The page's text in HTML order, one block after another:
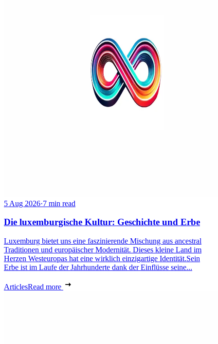
5 Aug 2026·7 min read
Die luxemburgische Kultur: Geschichte und Erbe
Luxemburg bietet uns eine faszinierende Mischung aus ancestral
Traditionen und europäischer Modernität. Dieses kleine Land im
Herzen Westeuropas hat eine wirklich einzigartige Identität.Sein
Erbe ist im Laufe der Jahrhunderte dank der Einflüsse seine...
ArticlesRead more